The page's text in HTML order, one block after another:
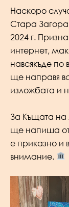
Наскоро
Стара
2024 г.
интернет,
навсякъде по
ще направя
изложбата и
За Къщата на
ще напиша
е приказно и
внимание.